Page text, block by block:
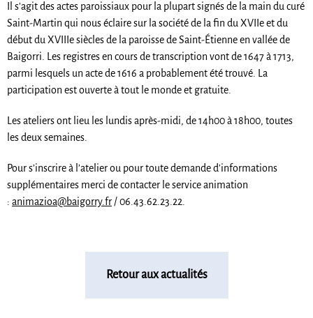
Il s'agit des actes paroissiaux pour la plupart signés de la main du curé
Saint-Martin qui nous éclaire sur la société de la fin du XVIIe et du
début du XVIIIe siècles de la paroisse de Saint-Étienne en vallée de
Baigorri. Les registres en cours de transcription vont de 1647 à 1713,
parmi lesquels un acte de 1616 a probablement été trouvé. La
participation est ouverte à tout le monde et gratuite.
Les ateliers ont lieu les lundis après-midi, de 14h00 à 18h00, toutes
les deux semaines.
Pour s’inscrire à l’atelier ou pour toute demande d'informations
supplémentaires merci de contacter le service animation
: animazioa@baigorry.fr/ 06.43.62.23.22.
Retour aux actualités